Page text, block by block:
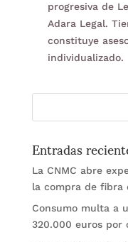
progresiva de
Adara Legal.
constituye
individualizado.
Entradas
La CNMC abre
la compra de fibra
Consumo multa a
320.000 euros por